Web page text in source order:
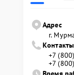
Адрес
г.
Контакты
+7
+7